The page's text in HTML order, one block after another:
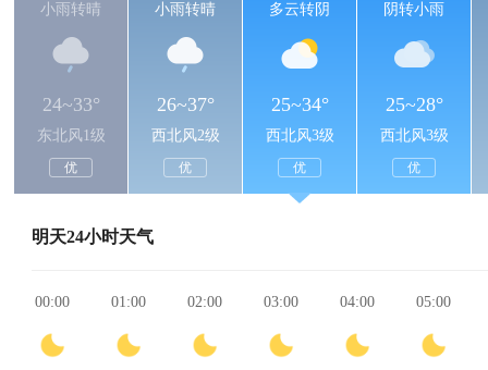
小雨转晴
24~33°
东北风1级
优
小雨转晴
26~37°
西北风2级
优
多云转阴
25~34°
西北风3级
优
阴转小雨
25~28°
西北风3级
优
明天24小时天气
00:00 01:00 02:00 03:00 04:00 05:00